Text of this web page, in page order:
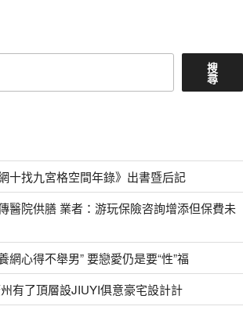
搜
尋
十找九宮格空間年錄》出書暨后記
醫院供膳 業者：游玩保險咨詢增添但保費未
網心得不舉男” 要戀愛仍是要“性”福
有了頂層設JIUYI俱意豪宅設計計